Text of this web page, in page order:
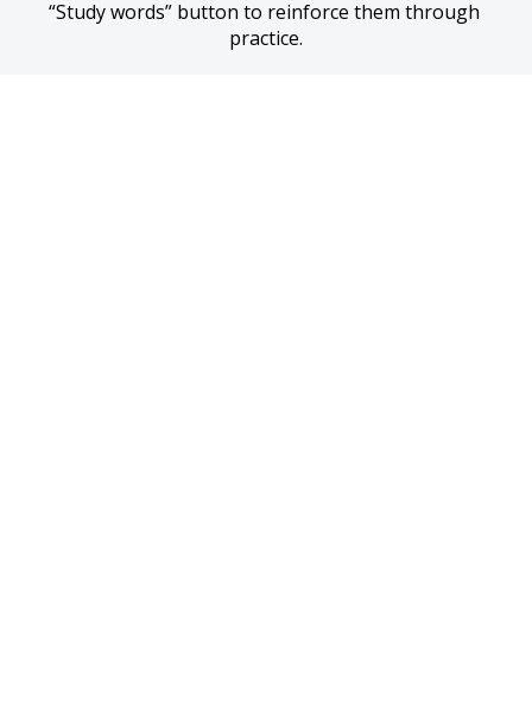
“Study words” button to reinforce them through
practice.